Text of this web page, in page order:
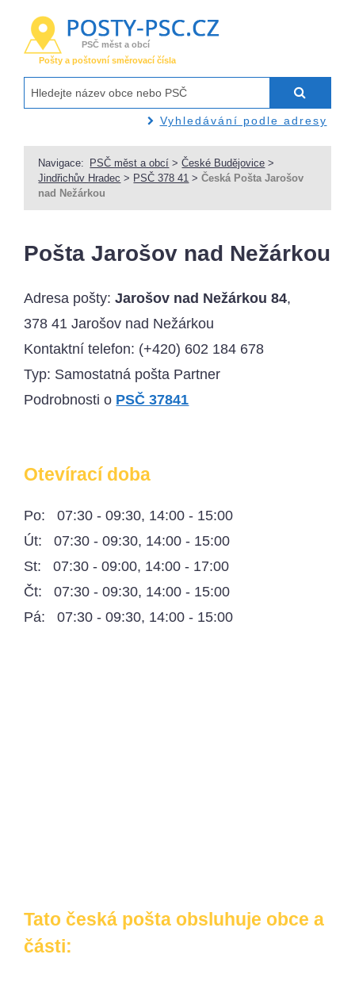
PSČ měst a obcí
Pošty a poštovní směrovací čísla
Vyhledávání podle adresy
Navigace: PSČ měst a obcí >České Budějovice >
Jindřichův Hradec > PSČ 378 41 >Česká Pošta Jarošov
nad Nežárkou
Pošta Jarošov nad Nežárkou
Adresa pošty:Jarošov nad Nežárkou 84,
378 41 Jarošov nad Nežárkou
Kontaktní telefon: (+420) 602 184 678
Typ: Samostatná pošta Partner
Podrobnosti o PSČ 37841
Otevírací doba
Po: 07:30 - 09:30, 14:00 - 15:00
Út: 07:30 - 09:30, 14:00 - 15:00
St: 07:30 - 09:00, 14:00 - 17:00
Čt: 07:30 - 09:30, 14:00 - 15:00
Pá: 07:30 - 09:30, 14:00 - 15:00
Tato česká pošta obsluhuje obce a
části: